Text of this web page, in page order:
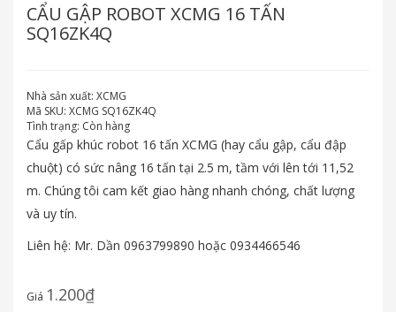
CẨU GẬP ROBOT XCMG 16 TẤN
SQ16ZK4Q
Nhà sản xuất: XCMG
Mã SKU: XCMG SQ16ZK4Q
Tình trạng: Còn hàng
Cẩu gấp khúc robot 16 tấn XCMG (hay cẩu gập, cẩu đập
chuột) có sức nâng 16 tấn tại 2.5 m, tầm với lên tới 11,52
m. Chúng tôi cam kết giao hàng nhanh chóng, chất lượng
và uy tín.
Liên hệ: Mr. Dần 0963799890 hoặc 0934466546
Giá 1.200₫